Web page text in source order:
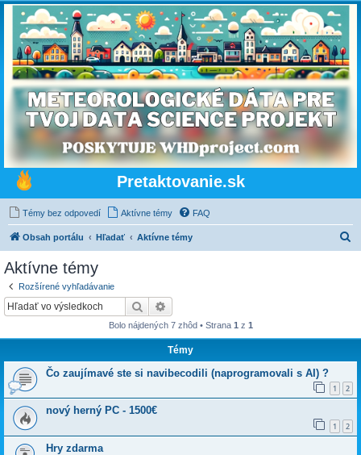
Pretaktovanie.sk
Témy bez odpovedí Aktívne témy FAQ
Obsah portálu Hľadať Aktívne témy
Aktívne témy
Rozšírené vyhľadávanie
Hľadať
Bolo nájdených 7 zhôd • Strana 1 z 1
Témy
Čo zaujímavé ste si navibecodili (naprogramovali s AI) ?
1 2
nový herný PC - 1500€
1 2
Hry zdarma